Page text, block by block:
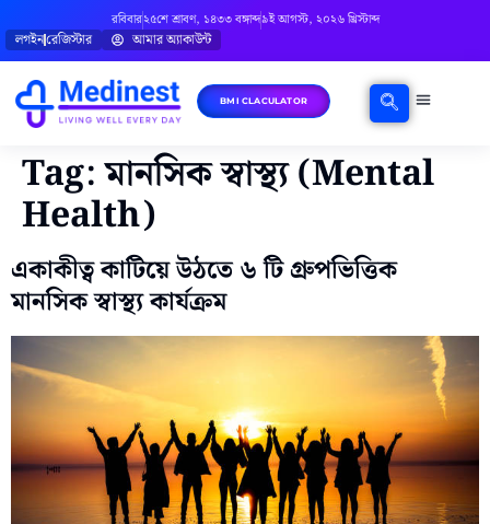
রবিবার২৫শে শ্রাবণ, ১৪৩৩ বঙ্গাব্দ৯ই আগস্ট, ২০২৬ খ্রিস্টাব্দ
লগইনরেজিস্টার আমার অ্যাকাউন্ট
BMI CLACULATOR
Tag:মানসিক স্বাস্থ্য (Mental
Health)
একাকীত্ব কাটিয়ে উঠতে ৬ টি গ্রুপভিত্তিক
মানসিক স্বাস্থ্য কার্যক্রম